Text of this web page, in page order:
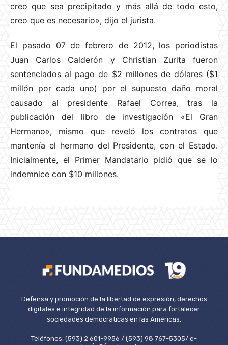
creo que sea precipitado y más allá de todo esto,
creo que es necesario», dijo el jurista.
El pasado 07 de febrero de 2012, los periodistas
Juan Carlos Calderón y Christian Zurita fueron
sentenciados al pago de $2 millones de dólares ($1
millón por cada uno) por el supuesto daño moral
causado al presidente Rafael Correa, tras la
publicación del libro de investigación «El Gran
Hermano», mismo que reveló los contratos que
mantenía el hermano del Presidente, con el Estado.
Inicialmente, el Primer Mandatario pidió que se lo
indemnice con $10 millones.
Defensa y promoción de la libertad de expresión, derechos
digitales e integridad de la información para fortalecer
sociedades democráticas en las Américas.
Teléfonos: (593) 2 601-9956 / (593) 98 767-5305/ e-